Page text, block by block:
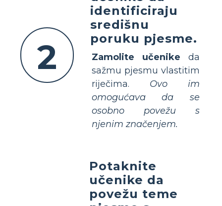
2
identificiraju
središnu
poruku pjesme.
Zamolite učenike da
sažmu pjesmu vlastitim
riječima. Ovo im
omogućava da se
osobno povežu s
njenim značenjem.
Potaknite
učenike da
povežu teme